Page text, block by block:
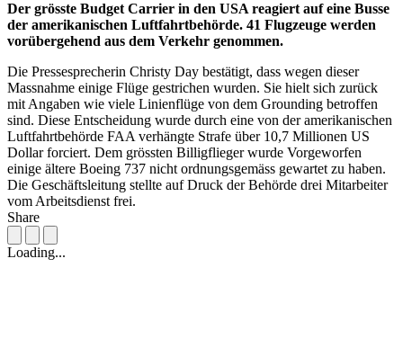
Der grösste Budget Carrier in den USA reagiert auf eine Busse
der amerikanischen Luftfahrtbehörde. 41 Flugzeuge werden
vorübergehend aus dem Verkehr genommen.
Die Pressesprecherin Christy Day bestätigt, dass wegen dieser
Massnahme einige Flüge gestrichen wurden. Sie hielt sich zurück
mit Angaben wie viele Linienflüge von dem Grounding betroffen
sind. Diese Entscheidung wurde durch eine von der amerikanischen
Luftfahrtbehörde FAA verhängte Strafe über 10,7 Millionen US
Dollar forciert. Dem grössten Billigflieger wurde Vorgeworfen
einige ältere Boeing 737 nicht ordnungsgemäss gewartet zu haben.
Die Geschäftsleitung stellte auf Druck der Behörde drei Mitarbeiter
vom Arbeitsdienst frei.
Share
Loading...